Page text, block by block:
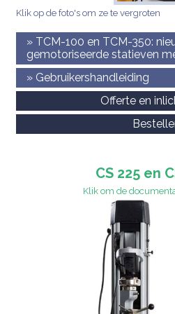
Klik op de foto's om ze te vergroten
» TCM-100 en TCM-350:
gemotoriseerde statieven
» Gebruikershandleiding
Offerte en
CS 225 en
Klik om de